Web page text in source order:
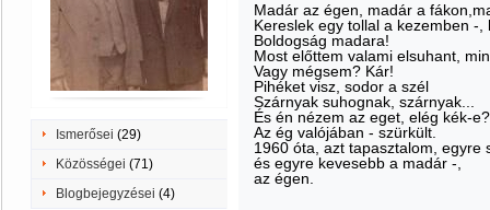
Ismerősei (29)
Közösségei (71)
Blogbejegyzései (4)
Madár az égen, madár a
Kereslek egy tollal a kezemben -
Boldogság madara!
Most előttem valami elsuhant,
Vagy mégsem? Kár!
Pihéket visz, sodor a szél
Szárnyak suhognak, szárnyak...
És én nézem az eget, elég kék-e?
Az ég valójában - szürkült.
1960 óta, azt tapasztalom, egyre
és egyre kevesebb a madár -,
az égen.